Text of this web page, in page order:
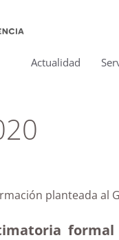
Actualidad
planteada al